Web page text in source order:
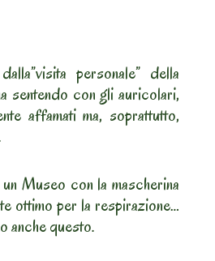
personale” della
sentendo con gli auricolari,
affamati ma, soprattutto,
Museo con la mascherina
ottimo per la respirazione…
anche questo.